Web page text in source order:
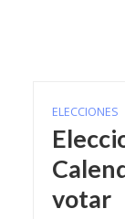
ELECCIONES
votar